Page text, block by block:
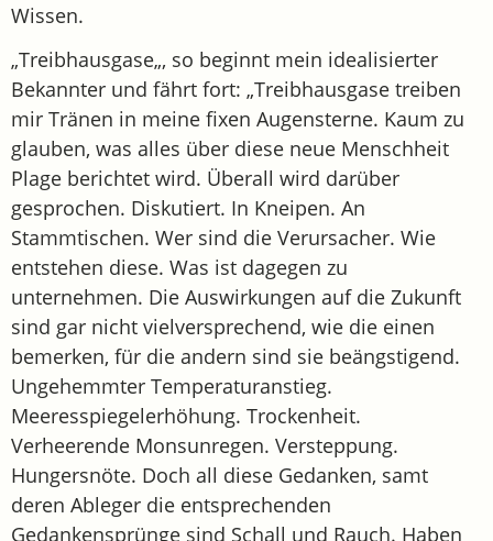
Wissen.
„Treibhausgase„, so beginnt mein idealisierter
Bekannter und fährt fort: „Treibhausgase treiben
mir Tränen in meine fixen Augensterne. Kaum zu
glauben, was alles über diese neue Menschheit
Plage berichtet wird. Überall wird darüber
gesprochen. Diskutiert. In Kneipen. An
Stammtischen. Wer sind die Verursacher. Wie
entstehen diese. Was ist dagegen zu
unternehmen. Die Auswirkungen auf die Zukunft
sind gar nicht vielversprechend, wie die einen
bemerken, für die andern sind sie beängstigend.
Ungehemmter Temperaturanstieg.
Meeresspiegelerhöhung. Trockenheit.
Verheerende Monsunregen. Versteppung.
Hungersnöte. Doch all diese Gedanken, samt
deren Ableger die entsprechenden
Gedankensprünge sind Schall und Rauch. Haben